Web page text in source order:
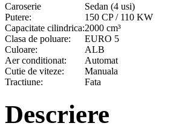
Caroserie
Sedan (4 usi)
Putere:
150 CP / 110 KW
Capacitate cilindrica:2000 cm³
Clasa de poluare:
EURO 5
Culoare:
ALB
Aer conditionat:
Automat
Cutie de viteze:
Manuala
Tractiune:
Fata
Descriere